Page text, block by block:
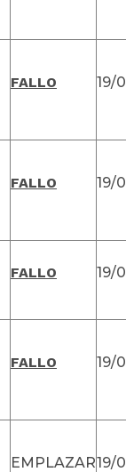
FALLO 19/
FALLO 19/
FALLO 19/
FALLO 19/
EMPLAZAR19/